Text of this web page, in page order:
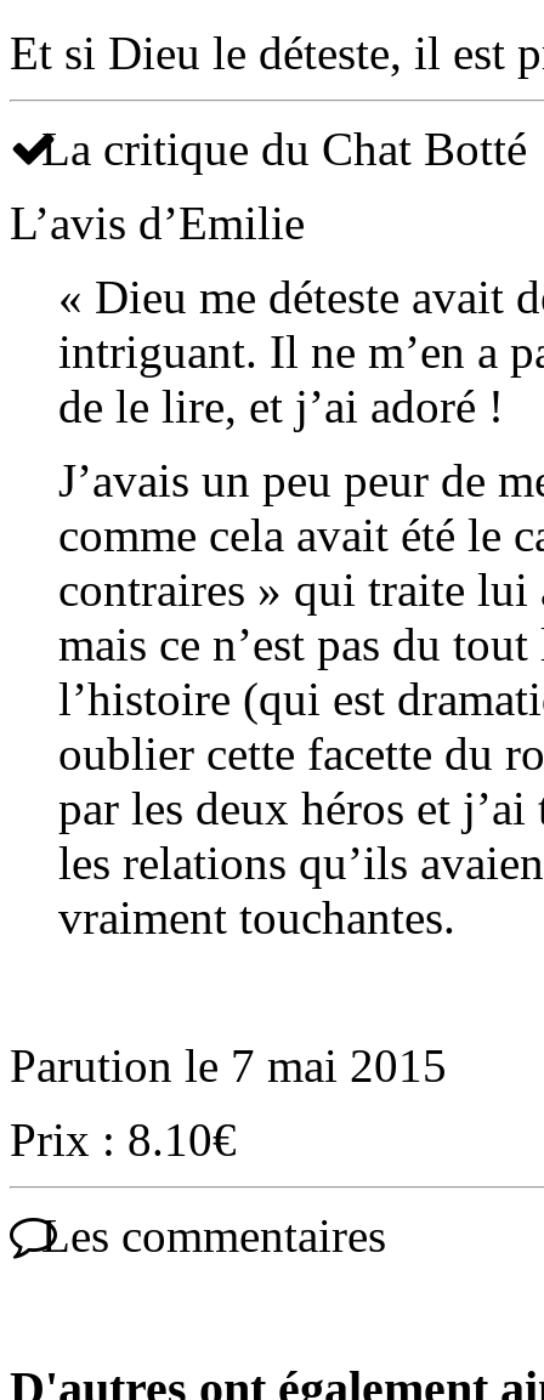
Et si Dieu le déteste, il est
La critique du Chat Botté
L’avis d’Emilie
« Dieu me déteste avait
intriguant. Il ne m’en a
de le lire, et j’ai adoré !
J’avais un peu peur de
comme cela avait été le
contraires » qui traite lui
mais ce n’est pas du
l’histoire (qui est
oublier cette facette du
par les deux héros et
les relations qu’ils
vraiment touchantes.
Parution le 7 mai 2015
Prix : 8.10€
Les commentaires
D'autres ont également